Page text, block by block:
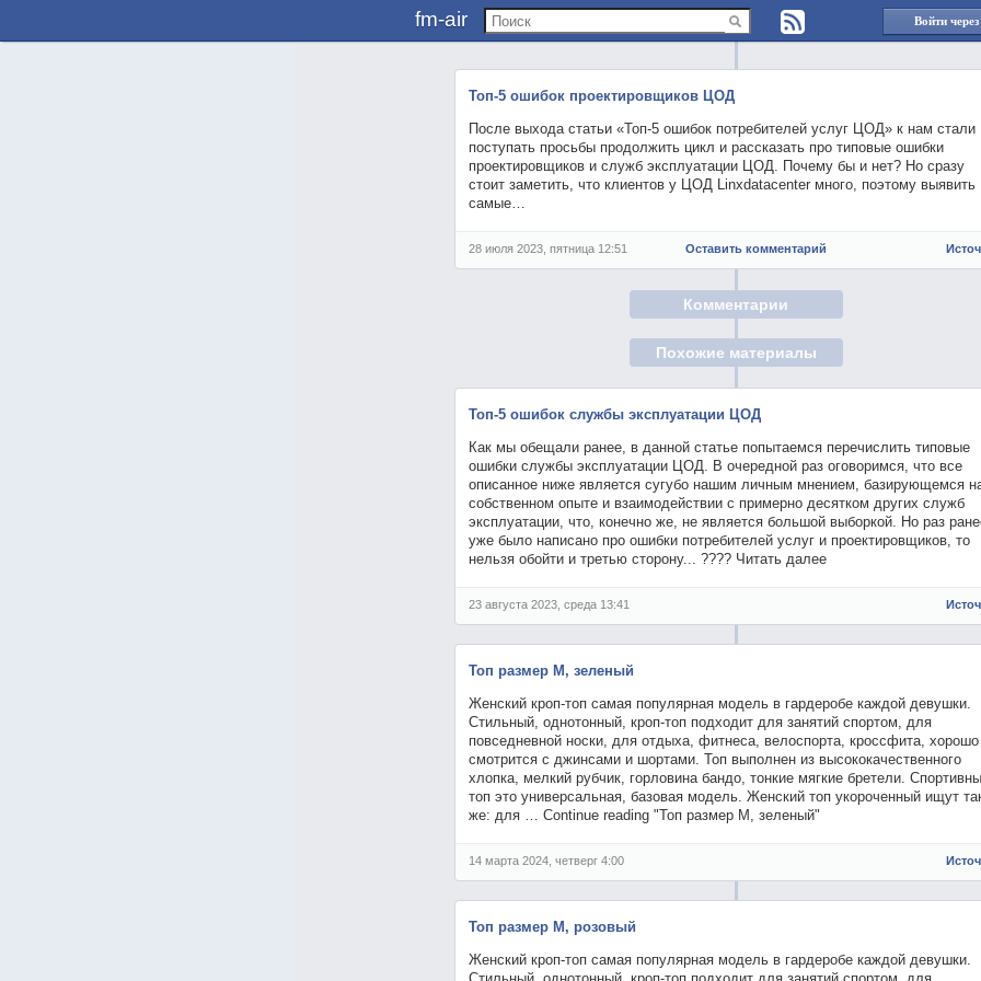
fm-air Войти
Топ-5 ошибок проектировщиков ЦОД
После выхода статьи «Топ-5 ошибок потребителей услуг ЦОД» к нам стали
поступать просьбы продолжить цикл и рассказать про типовые ошибки
проектировщиков и служб эксплуатации ЦОД. Почему бы и нет? Но сразу
стоит заметить, что клиентов у ЦОД Linxdatacenter много, поэтому выявить
самые…
28 июля 2023, пятница 12:51 Оставить комментарий
Комментарии
Похожие материалы
Топ-5 ошибок службы эксплуатации ЦОД
Как мы обещали ранее, в данной статье попытаемся перечислить типовые
ошибки службы эксплуатации ЦОД. В очередной раз оговоримся, что все
описанное ниже является сугубо нашим личным мнением, базирующемся
собственном опыте и взаимодействии с примерно десятком других служб
эксплуатации, что, конечно же, не является большой выборкой. Но раз
уже было написано про ошибки потребителей услуг и проектировщиков, то
нельзя обойти и третью сторону... ???? Читать далее
23 августа 2023, среда 13:41
Топ размер M, зеленый
Женский кроп-топ самая популярная модель в гардеробе каждой девушки.
Стильный, однотонный, кроп-топ подходит для занятий спортом, для
повседневной носки, для отдыха, фитнеса, велоспорта, кроссфита, хорошо
смотрится с джинсами и шортами. Топ выполнен из высококачественного
хлопка, мелкий рубчик, горловина бандо, тонкие мягкие бретели.
топ это универсальная, базовая модель. Женский топ укороченный ищут
же: для … Continue reading "Топ размер M, зеленый"
14 марта 2024, четверг 4:00
Топ размер M, розовый
Женский кроп-топ самая популярная модель в гардеробе каждой девушки.